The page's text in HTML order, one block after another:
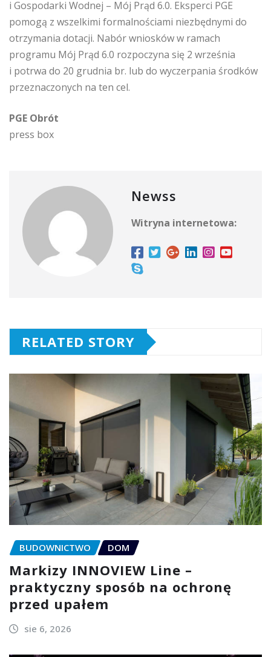
i Gospodarki Wodnej – Mój Prąd 6.0. Eksperci PGE
pomogą z wszelkimi formalnościami niezbędnymi do
otrzymania dotacji. Nabór wniosków w ramach
programu Mój Prąd 6.0 rozpoczyna się 2 września
i potrwa do 20 grudnia br. lub do wyczerpania środków
przeznaczonych na ten cel.
PGE Obrót
press box
Newss
Witryna internetowa:
RELATED STORY
BUDOWNICTWO DOM
Markizy INNOVIEW Line –
praktyczny sposób na ochronę
przed upałem
sie 6, 2026